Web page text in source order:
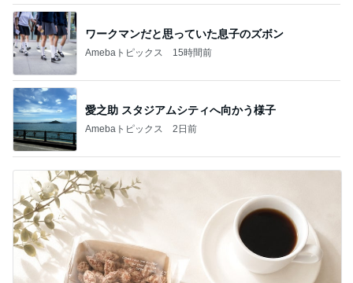
ワークマンだと思っていた息子のズボン
Amebaトピックス 15時間前
愛之助 スタジアムシティへ向かう様子
Amebaトピックス 2日前